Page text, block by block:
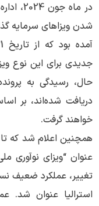
در ماه
جدیدی برای این نوع
حال، رسیدگی به
دریافت شده‌اند، بر
خواهند گرفت.
عنوان “ویزای
استرالیا عنوان شد.